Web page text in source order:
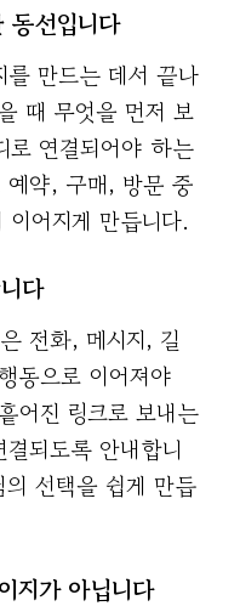
동선입니다
를 만드는 데서 끝나
때 무엇을 먼저 보
로 연결되어야 하는
예약, 구매, 방문 중
어지게 만듭니다.
다
전화, 메시지, 길
동으로 이어져야
어진 링크로 보내는
되도록 안내합니
선택을 쉽게 만듭
지가 아닙니다